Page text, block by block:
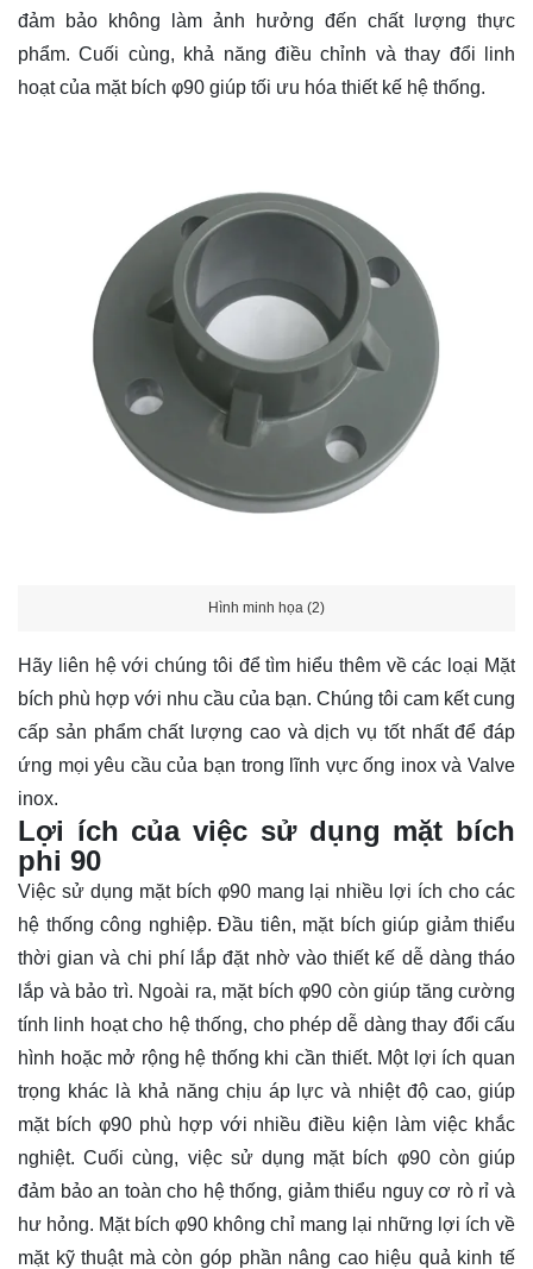
đảm bảo không làm ảnh hưởng đến chất lượng thực
phẩm. Cuối cùng, khả năng điều chỉnh và thay đổi linh
hoạt của mặt bích φ90 giúp tối ưu hóa thiết kế hệ thống.
Hình minh họa (2)
Hãy liên hệvới chúng tôi để tìm hiểu thêm về các loại Mặt
bích phù hợp với nhu cầu của bạn. Chúng tôi cam kết cung
cấp sản phẩm chất lượng cao và dịch vụ tốt nhất để đáp
ứng mọi yêu cầu của bạn trong lĩnh vực ống inox và Valve
inox.
Lợi ích của việc sử dụng mặt bích
phi 90
Việc sử dụng mặt bích φ90 mang lại nhiều lợi ích cho các
hệ thống công nghiệp. Đầu tiên, mặt bích giúp giảm thiểu
thời gian và chi phí lắp đặt nhờ vào thiết kế dễ dàng tháo
lắp và bảo trì. Ngoài ra, mặt bích φ90 còn giúp tăng cường
tính linh hoạt cho hệ thống, cho phép dễ dàng thay đổi cấu
hình hoặc mở rộng hệ thống khi cần thiết. Một lợi ích quan
trọng khác là khả năng chịu áp lực và nhiệt độ cao, giúp
mặt bích φ90 phù hợp với nhiều điều kiện làm việc khắc
nghiệt. Cuối cùng, việc sử dụng mặt bích φ90 còn giúp
đảm bảo an toàn cho hệ thống, giảm thiểu nguy cơ rò rỉ và
hư hỏng. Mặt bích φ90 không chỉ mang lại những lợi ích về
mặt kỹ thuật mà còn góp phần nâng cao hiệu quả kinh tế